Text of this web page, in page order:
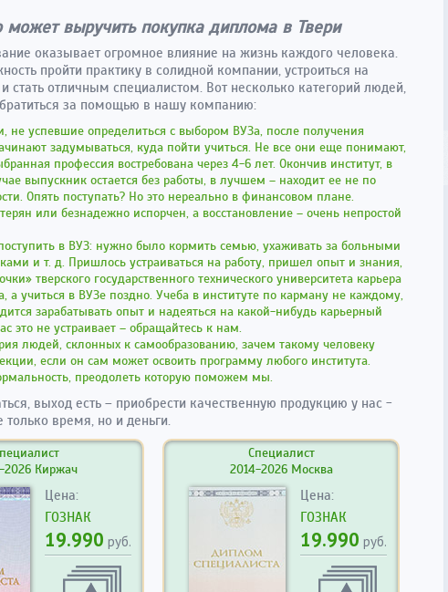
может выручить покупка диплома в Твери
оказывает огромное влияние на жизнь каждого человека.
пройти практику в солидной компании, устроиться на
стать отличным специалистом. Вот несколько категорий людей,
за помощью в нашу компанию:
не успевшие определиться с выбором ВУЗа, после получения
задумываться, куда пойти учиться. Не все они еще понимают,
профессия востребована через 4-6 лет. Окончив институт, в
выпускник остается без работы, в лучшем – находит ее не по
Опять поступать? Но это нереально в финансовом плане.
или безнадежно испорчен, а восстановление – очень непростой
в ВУЗ: нужно было кормить семью, ухаживать за больными
и т. д. Пришлось устраиваться на работу, пришел опыт и знания,
тверского государственного технического университета карьера
а учиться в ВУЗе поздно. Учеба в институте по карману не каждому,
зарабатывать опыт и надеяться на какой-нибудь карьерный
это не устраивает – обращайтесь к нам.
людей, склонных к самообразованию, зачем такому человеку
если он сам может освоить программу любого института.
преодолеть которую поможем мы.
выход есть – приобрести качественную продукцию у нас -
только время, но и деньги.
2026 Киржач
Цена:
ГОЗНАК
19.990 руб.
Специалист
2014-2026 Москва
Цена:
ГОЗНАК
19.990 руб.